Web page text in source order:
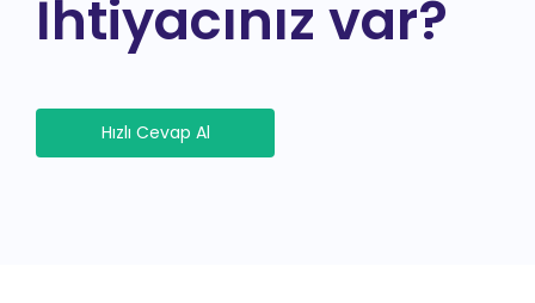
İhtiyacınız var?
Hızlı Cevap Al